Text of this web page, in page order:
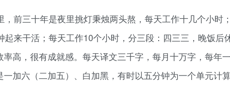
前三十年是夜里挑灯秉烛两头熬，每天工作十几个小时
起来干活；每天工作10个小时，分三段：四三三，晚饭后
高，很有成就感。每天译文三千字，每月十万字，每年
加六（二加五）、白加黑，有时以五分钟为一个单元计